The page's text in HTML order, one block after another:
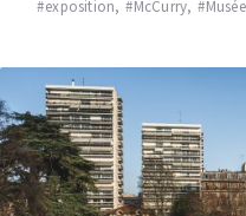
exposition, McCurry, Musée